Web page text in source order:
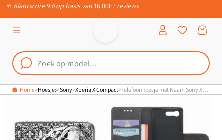
Meteen naar
📦Ruim 200.000 verschillende producten
Inloggen Winkelwagen
Home Hoesjes Sony Xperia X Compact Telefoonhoesje met Naam Sony Xperia X Compact Skulls Angel